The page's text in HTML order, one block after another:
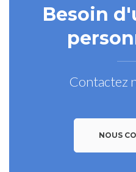
Besoin
Contactez
NOUS